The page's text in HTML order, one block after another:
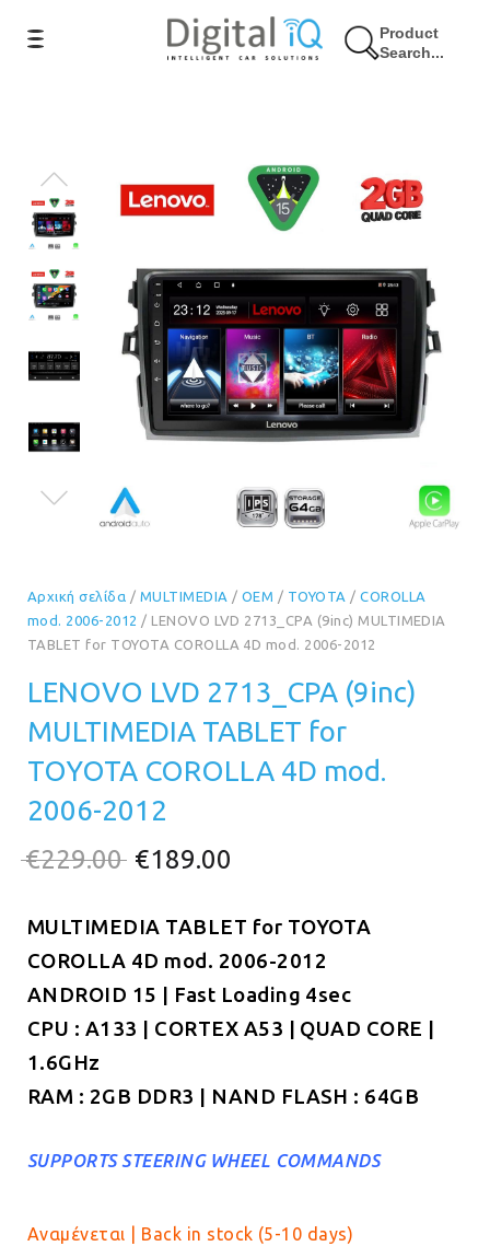
Product
Search...
17% Έκπτωση
Αρχική σελίδα / MULTIMEDIA / OEM / TOYOTA /COROLLA
mod. 2006-2012 / LENOVO LVD 2713_CPA (9inc) MULTIMEDIA
TABLET for TOYOTA COROLLA 4D mod. 2006-2012
LENOVO LVD 2713_CPA (9inc)
MULTIMEDIA TABLET for
TOYOTA COROLLA 4D mod.
2006-2012
€229.00 Original
was:
€229.00.
€189.00
τιμή
είναι:
€189.00.
MULTIMEDIA TABLET for TOYOTA
COROLLA 4D mod. 2006-2012
ANDROID 15 | Fast Loading 4sec
CPU : A133 | CORTEX A53 | QUAD CORE |
1.6GHz
RAM : 2GB DDR3 | NAND FLASH : 64GB
SUPPORTS STEERING WHEEL COMMANDS
Αναμένεται | Back in stock (5-10 days)